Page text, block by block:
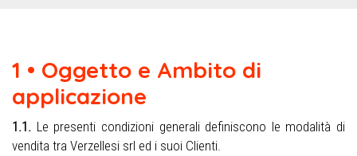
1 • Oggetto e Ambito di
applicazione
1.1. Le presenti condizioni generali definiscono le modalità di
vendita tra Verzellesi srl ed i suoi Clienti.